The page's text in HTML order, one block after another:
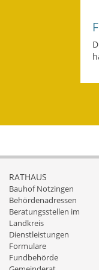
RATHAUS
Bauhof Notzingen
Behördenadressen
Beratungsstellen im
Landkreis
Dienstleistungen
Formulare
Fundbehörde